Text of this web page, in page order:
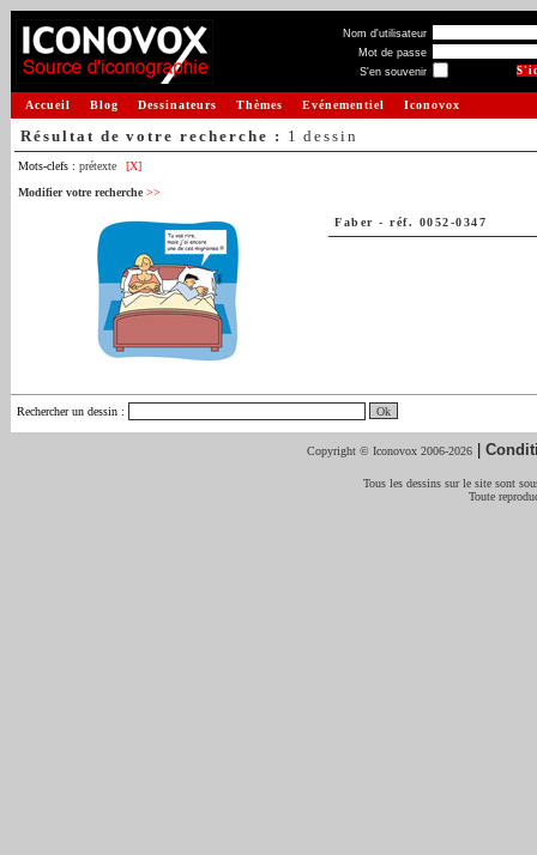
Nom d'utilisateur
Mot de passe
S'en souvenir
Accueil Blog Dessinateurs Thèmes Evénementiel Iconovox
Résultat de votre recherche : 1 dessin
Mots-clefs : prétexte
[X]
Modifier votre recherche >>
Faber - réf. 0052-0347
Rechercher un dessin :
Copyright © Iconovox 2006-2026 |
Tous les dessins sur le site sont
Toute